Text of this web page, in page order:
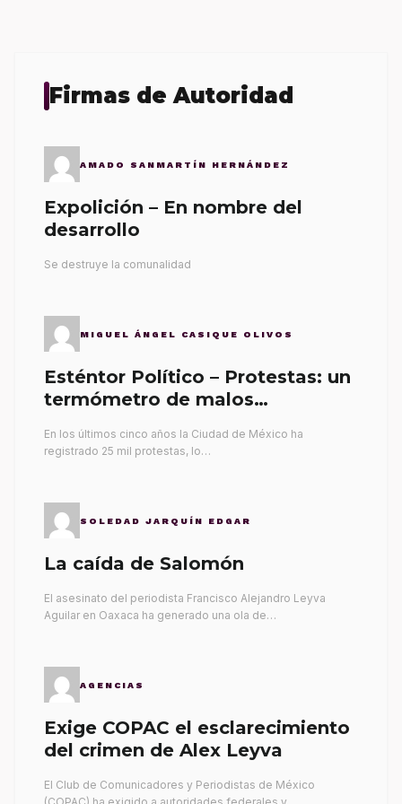
Firmas de Autoridad
AMADO SANMARTÍN HERNÁNDEZ
Expolición – En nombre del
desarrollo
Se destruye la comunalidad
MIGUEL ÁNGEL CASIQUE OLIVOS
Esténtor Político – Protestas: un
termómetro de malos
En los últimos cinco años la Ciudad de México ha
registrado 25 mil protestas, lo…
SOLEDAD JARQUÍN EDGAR
La caída de Salomón
El asesinato del periodista Francisco Alejandro Leyva
Aguilar en Oaxaca ha generado una ola de…
AGENCIAS
Exige COPAC el esclarecimiento
del crimen de Alex Leyva
El Club de Comunicadores y Periodistas de México